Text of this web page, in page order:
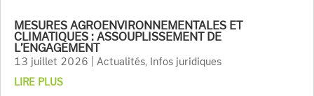
MESURES AGROENVIRONNEMENTALES ET
CLIMATIQUES : ASSOUPLISSEMENT DE
L’ENGAGEMENT
13 juillet 2026 Actualités Infos juridiques
LIRE PLUS